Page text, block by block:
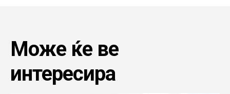
Може ќе ве
интересира